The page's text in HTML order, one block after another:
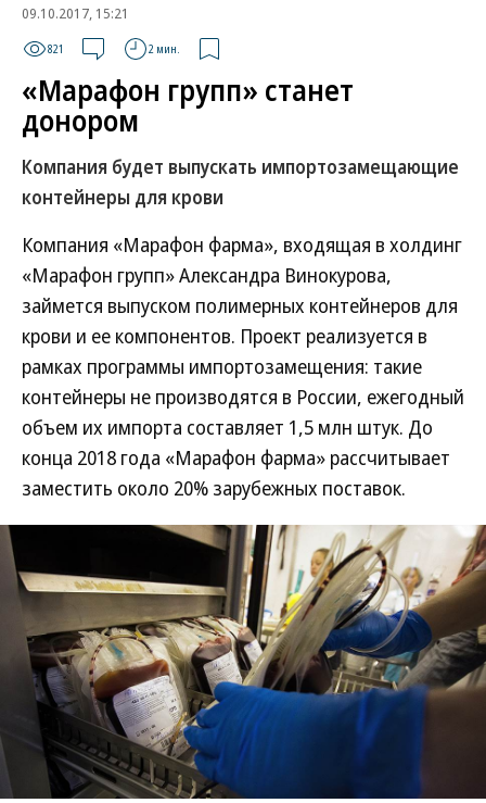
09.10.2017, 15:21
821 2 мин.
«Марафон групп» станет
донором
Компания будет выпускать импортозамещающие
контейнеры для крови
Компания «Марафон фарма», входящая в холдинг
«Марафон групп» Александра Винокурова,
займется выпуском полимерных контейнеров для
крови и ее компонентов. Проект реализуется в
рамках программы импортозамещения: такие
контейнеры не производятся в России, ежегодный
объем их импорта составляет 1,5 млн штук. До
конца 2018 года «Марафон фарма» рассчитывает
заместить около 20% зарубежных поставок.